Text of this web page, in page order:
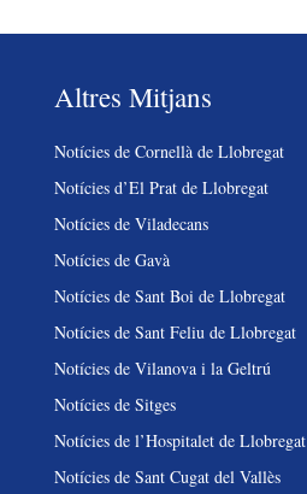
Altres Mitjans
Notícies de Cornellà de Llobregat
Notícies d’El Prat de Llobregat
Notícies de Viladecans
Notícies de Gavà
Notícies de Sant Boi de Llobregat
Notícies de Sant Feliu de Llobregat
Notícies de Vilanova i la Geltrú
Notícies de Sitges
Notícies de l’Hospitalet de Llobregat
Notícies de Sant Cugat del Vallès